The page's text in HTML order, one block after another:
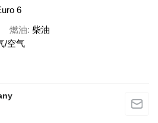
6
燃油 柴油
/空气